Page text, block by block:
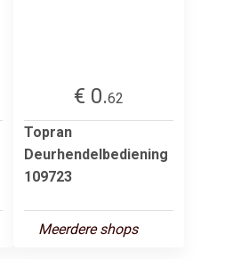
€ 0.62
Topran
Deurhendelbediening
109723
Meerdere shops